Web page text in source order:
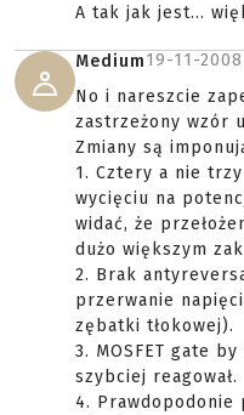
A tak jak jest...
Medium19-11-
No i nareszcie
zastrzeżony wzór
Zmiany są
1. Cztery a nie
wycięciu na
widać, że
dużo większym
2. Brak
przerwanie
zębatki tłokowej).
3. MOSFET gate
szybciej reagował.
4. Prawdopodonie